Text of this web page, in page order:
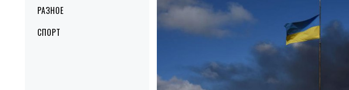
РАЗНОЕ
СПОРТ